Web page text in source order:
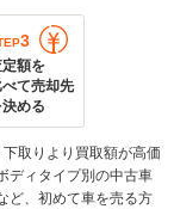
3
額を
べて売却先
決める
取りより買取額が高価
ディタイプ別の中古車
ど、初めて車を売る方